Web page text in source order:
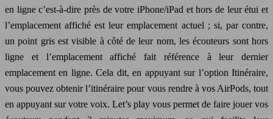
en ligne c’est-à-dire près de votre iPhone/iPad et hors de leur étui et
l’emplacement affiché est leur emplacement actuel ; si, par contre,
un point gris est visible à côté de leur nom, les écouteurs sont hors
ligne et l’emplacement affiché fait référence à leur dernier
emplacement en ligne. Cela dit, en appuyant sur l’option Itinéraire,
vous pouvez obtenir l’itinéraire pour vous rendre à vos AirPods, tout
en appuyant sur votre voix. Let’s play vous permet de faire jouer vos